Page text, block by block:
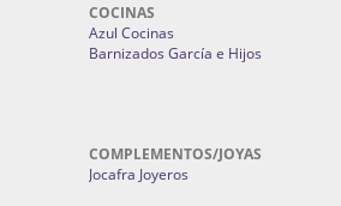
COCINAS
Azul Cocinas
Barnizados García e Hijos
COMPLEMENTOS/JOYAS
Jocafra Joyeros